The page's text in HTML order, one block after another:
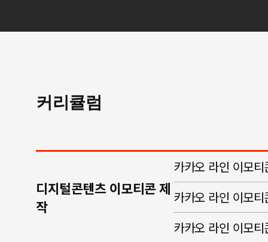
커리큘럼
디지털콘텐츠 이모티콘 제
작
카카오 라인 이모티
카카오 라인 이모티
카카오 라인 이모티